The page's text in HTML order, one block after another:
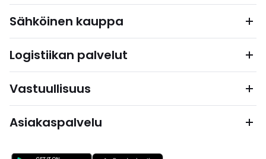
Sähköinen kauppa
Logistiikan palvelut
Vastuullisuus
Asiakaspalvelu